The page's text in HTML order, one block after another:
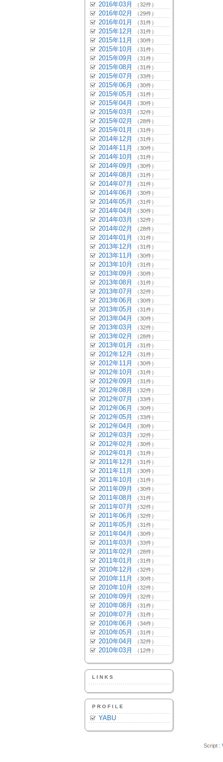
2016年03月 （32件）
2016年02月 （29件）
2016年01月 （31件）
2015年12月 （31件）
2015年11月 （30件）
2015年10月 （31件）
2015年09月 （31件）
2015年08月 （31件）
2015年07月 （33件）
2015年06月 （30件）
2015年05月 （31件）
2015年04月 （30件）
2015年03月 （32件）
2015年02月 （28件）
2015年01月 （31件）
2014年12月 （31件）
2014年11月 （30件）
2014年10月 （31件）
2014年09月 （30件）
2014年08月 （31件）
2014年07月 （31件）
2014年06月 （30件）
2014年05月 （31件）
2014年04月 （30件）
2014年03月 （32件）
2014年02月 （28件）
2014年01月 （31件）
2013年12月 （31件）
2013年11月 （30件）
2013年10月 （31件）
2013年09月 （30件）
2013年08月 （31件）
2013年07月 （32件）
2013年06月 （30件）
2013年05月 （31件）
2013年04月 （30件）
2013年03月 （32件）
2013年02月 （28件）
2013年01月 （31件）
2012年12月 （31件）
2012年11月 （30件）
2012年10月 （31件）
2012年09月 （31件）
2012年08月 （32件）
2012年07月 （33件）
2012年06月 （30件）
2012年05月 （33件）
2012年04月 （30件）
2012年03月 （32件）
2012年02月 （30件）
2012年01月 （31件）
2011年12月 （31件）
2011年11月 （30件）
2011年10月 （31件）
2011年09月 （30件）
2011年08月 （31件）
2011年07月 （32件）
2011年06月 （32件）
2011年05月 （31件）
2011年04月 （30件）
2011年03月 （33件）
2011年02月 （28件）
2011年01月 （31件）
2010年12月 （32件）
2010年11月 （30件）
2010年10月 （32件）
2010年09月 （32件）
2010年08月 （31件）
2010年07月 （31件）
2010年06月 （34件）
2010年05月 （31件）
2010年04月 （32件）
2010年03月 （12件）
LINKS
PROFILE
YABU
Script :